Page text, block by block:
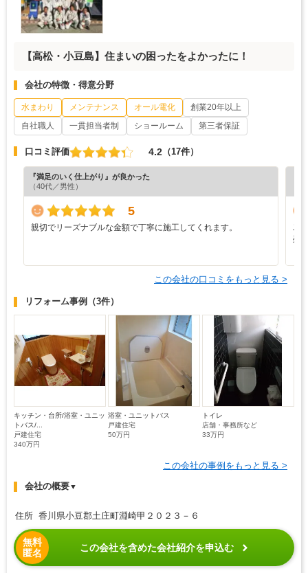
【高松・小豆島】住まいの困ったをよかったに！
会社の特徴・得意分野
水まわり メンテナンス オール電化
創業20年以上
自社職人
一貫担当者制 ショールーム 第三者保証
口コミ評価 4.2 （17件）
『満足のいく仕上がり』が良かった
（40代／男性）
5
親切でリーズナブルな金額で丁寧に施工してくれます。
二
残
この会社の口コミをもっと見る >
リフォーム事例 （3件）
キッチン・台所/浴室・ユニッ
トバス/...
戸建住宅
340万円
浴室・ユニットバス
戸建住宅
50万円
トイレ
店舗・事務所など
33万円
この会社の事例をもっと見る >
会社の概要▼
住所 香川県小豆郡土庄町淵崎甲２０２３－６
無料
匿名
この会社を含めた会社紹介を申込む